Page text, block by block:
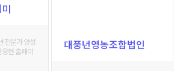
대풍년영농조합법인
전문가 양성
현 홈페이